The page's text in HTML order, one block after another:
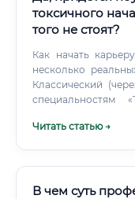
токсичного
того не стоят?
Как начать
несколько реальных
Классический
специальностям
2:
Читать статью →
В чем суть